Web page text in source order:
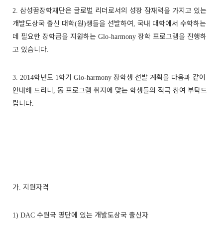
2. 삼성꿈장학재단은 글로벌 리더로서의 성장 잠재력을 가지고 있는
개발도상국 출신 대학(원)생들을 선발하여 국내 대학에서 수학하는
데 필요한 장학금을 지원하는 Glo-harmony 장학 프로그램을 진행하
고 있습니다
3. 2014학년도 1학기 Glo-harmony 장학생 선발 계획을 다음과 같이
안내해 드리니 동 프로그램 취지에 맞는 학생들의 적극 참여 부탁드
립니다
가 지원자격
1) DAC 수원국 명단에 있는 개발도상국 출신자